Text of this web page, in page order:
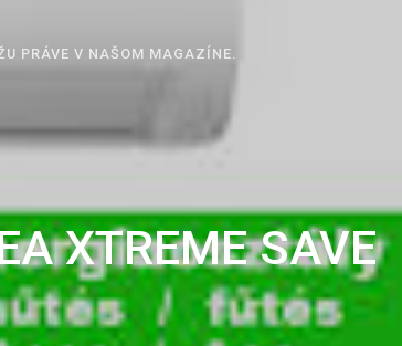
PRÁVE V NAŠOM MAGAZÍNE.
XTREME SAVE